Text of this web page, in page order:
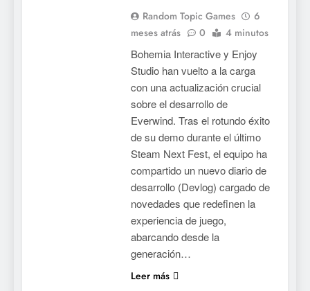
Random Topic Games
6
meses atrás
0 4 minutos
Bohemia Interactive y Enjoy
Studio han vuelto a la carga
con una actualización crucial
sobre el desarrollo de
Everwind. Tras el rotundo éxito
de su demo durante el último
Steam Next Fest, el equipo ha
compartido un nuevo diario de
desarrollo (Devlog) cargado de
novedades que redefinen la
experiencia de juego,
abarcando desde la
generación…
Leer más
con el lanzamiento
completo
NOTICIAS DE VIDEOJUEGOS
Mistbound: Guild Wars
tendrá su primer CCG digital
para PC y móviles
NOTICIAS DE VIDEOJUEGOS
Onimusha: Way of the Sword
ya tiene fecha: Capcom
lanza demo gratuita y abre
reservas
NOTICIAS DE VIDEOJUEGOS
Moonlighter está gratis en
Steam por tiempo limitado y